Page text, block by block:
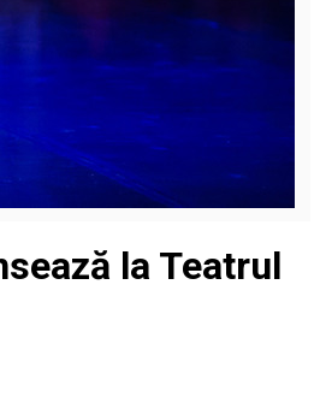
la Teatrul